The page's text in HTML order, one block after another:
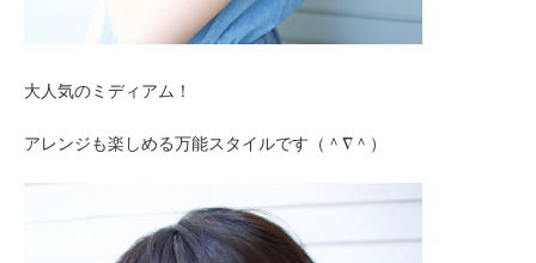
大人気のミディアム！
アレンジも楽しめる万能スタイルです（＾∇＾）